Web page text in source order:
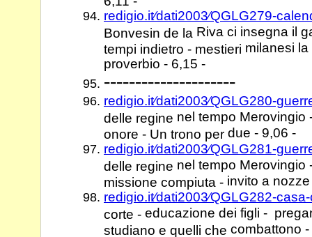
redigio.it⁄dati2003⁄QGLG279-
Bonvesin de la Riva ci insegna il
tempi indietro - mestieri milanesi
proverbio - 6,15 -
---------------------
redigio.it⁄dati2003⁄QGLG280-
delle regine nel tempo Merovingio
onore - Un trono per due - 9,06 -
redigio.it⁄dati2003⁄QGLG281-
delle regine nel tempo Merovingio
missione compiuta - invito a
redigio.it⁄dati2003⁄QGLG282-
corte - educazione dei figli -
studiano e quelli che combattono